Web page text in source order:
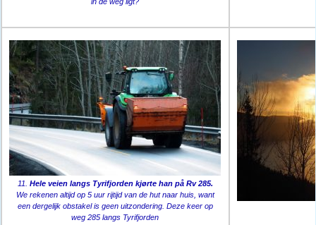
11. Hele veien langs Tyrifjorden kjørte han på Rv 285.
We rekenen altijd op 5 uur rijtijd van de hut naar huis, want
een dergelijk obstakel is geen uitzondering. Deze keer op
weg 285 langs Tyrifjorden